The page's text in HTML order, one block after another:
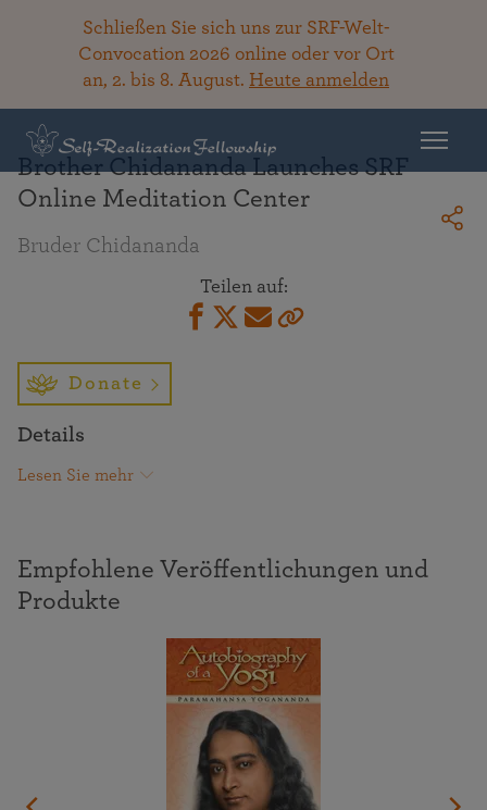
Schließen Sie sich uns zur SRF-Welt-
Convocation 2026 online oder vor Ort
an, 2. bis 8. August. Heute anmelden
Brother Chidananda Launches SRF
Online Meditation Center
Bruder Chidananda
Teilen auf:
Donate
Details
Lesen Sie mehr
Empfohlene Veröffentlichungen und
Produkte